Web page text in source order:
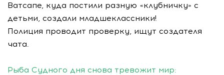
Ватсапе, куда постили разную «клубничку» с
детьми, создали младшеклассники!
Полиция проводит проверку, ищут создателя
чата.
Рыба Судного дня снова тревожит мир: